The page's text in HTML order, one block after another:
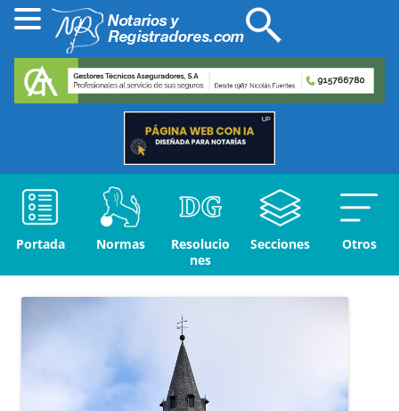
Portada Normas
Resolucio
nes
Secciones Otros